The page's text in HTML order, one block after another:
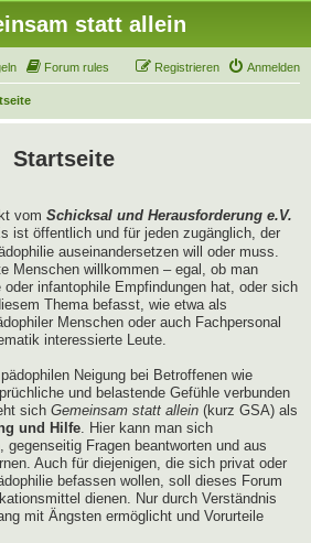
statt allein
Forum rules Anmelden
Registrieren
Startseite
vom Schicksal und Herausforderung e.V.
ist öffentlich und für jeden zugänglich, der
auseinandersetzen will oder muss.
Menschen willkommen – egal, ob man
infantophile Empfindungen hat, oder sich
Thema befasst, wie etwa als
Menschen oder auch Fachpersonal
interessierte Leute.
Neigung bei Betroffenen wie
und belastende Gefühle verbunden
sich Gemeinsam statt allein (kurz GSA) als
und Hilfe. Hier kann man sich
gegenseitig Fragen beantworten und aus
Auch für diejenigen, die sich privat oder
befassen wollen, soll dieses Forum
dienen. Nur durch Verständnis
mit Ängsten ermöglicht und Vorurteile